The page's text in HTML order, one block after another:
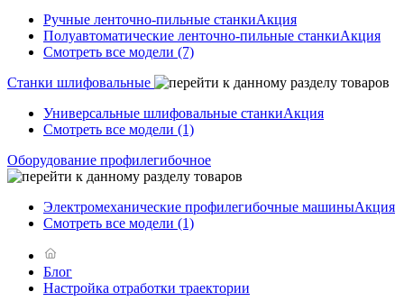
Ручные ленточно-пильные станкиАкция
Полуавтоматические ленточно-пильные станкиАкция
Смотреть все модели (7)
Станки шлифовальные
Универсальные шлифовальные станкиАкция
Смотреть все модели (1)
Оборудование профилегибочное
Электромеханические профилегибочные машиныАкция
Смотреть все модели (1)
Блог
Настройка отработки траектории